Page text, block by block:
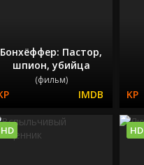
Бонхёффер: Пастор,
шпион, убийца
(фильм)
HD HD